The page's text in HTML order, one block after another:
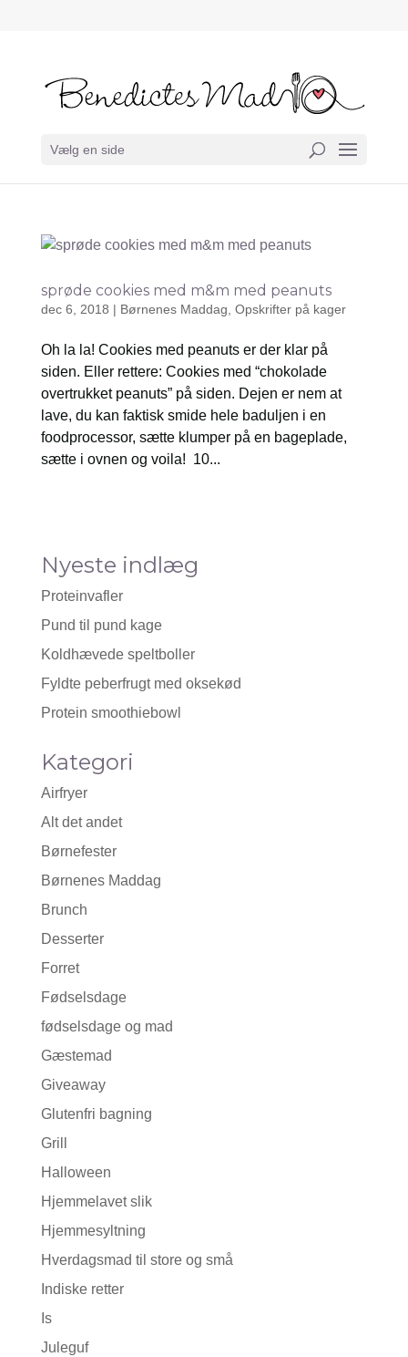
Vælg en side
sprøde cookies med m&m med peanuts
dec 6, 2018 | Børnenes Maddag Opskrifter på kager
Oh la la! Cookies med peanuts er der klar på
siden. Eller rettere: Cookies med “chokolade
overtrukket peanuts” på siden. Dejen er nem at
lave, du kan faktisk smide hele baduljen i en
foodprocessor, sætte klumper på en bageplade,
sætte i ovnen og voila! 10...
Nyeste indlæg
Proteinvafler
Pund til pund kage
Koldhævede speltboller
Fyldte peberfrugt med oksekød
Protein smoothiebowl
Kategori
Airfryer
Alt det andet
Børnefester
Børnenes Maddag
Brunch
Desserter
Forret
Fødselsdage
fødselsdage og mad
Gæstemad
Giveaway
Glutenfri bagning
Grill
Halloween
Hjemmelavet slik
Hjemmesyltning
Hverdagsmad til store og små
Indiske retter
Is
Juleguf